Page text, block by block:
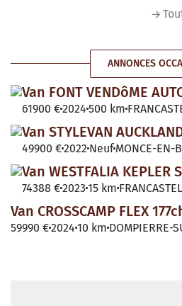
ANNONCES
Van FONT VENDôME
61900 €2024 500 km
Van STYLEVAN
49900 €2022 Neuf MONCE-EN-
Van WESTFALIA KEPLER
74388 €2023 15 km
Van CROSSCAMP FLEX
59990 €2024 10 km DOMPIERRE-